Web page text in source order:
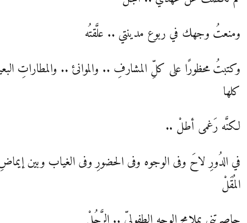
ومنعتُ وجهك في ربوع مدينتي .. علَّقتُه
وكتبتُ محظورًا على كلِّ المشارفِ .. والموانئ .. والمطاراتِ
كلها
لكنَّه رَغمى أطلْ ..
في الدُورِ لاحَ وفى الوجوه وفى الحضورِ وفى الغياب وبين
المُقَلْ